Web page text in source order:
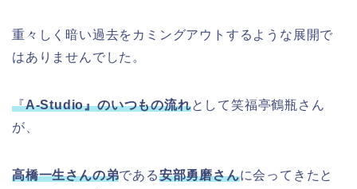
重々しく暗い過去をカミングアウトするような展開で
はありませんでした。
『A-Studio』のいつもの流れとして笑福亭鶴瓶さん
が、
高橋一生さんの弟である安部勇磨さんに会ってきたと